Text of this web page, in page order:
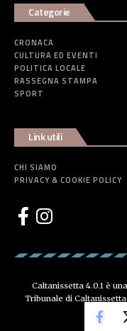
Categorie
CRONACA
CULTURA ED EVENTI
POLITICA LOCALE
RASSEGNA STAMPA
SPORT
Link utili
CHI SIAMO
PRIVACY & COOKIE POLICY
Caltanissetta 4.0.1 è
Tribunale di